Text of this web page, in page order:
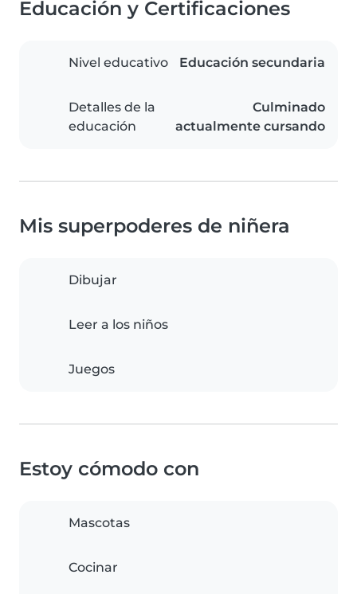
Educación y Certificaciones
Nivel educativo Educación secundaria
Detalles de la
educación
Culminado
actualmente cursando
Mis superpoderes de niñera
Dibujar
Leer a los niños
Juegos
Estoy cómodo con
Mascotas
Cocinar